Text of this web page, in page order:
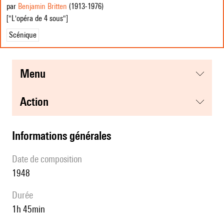
par Benjamin Britten (1913-1976)
["L'opéra de 4 sous"]
Scénique
menu
action
informations générales
date de composition
1948
durée
1h 45min